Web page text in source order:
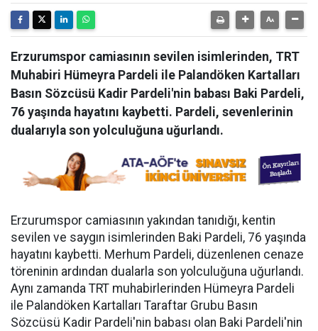
Erzurumspor camiasının sevilen isimlerinden, TRT
Muhabiri Hümeyra Pardeli ile Palandöken Kartalları
Basın Sözcüsü Kadir Pardeli'nin babası Baki Pardeli,
76 yaşında hayatını kaybetti. Pardeli, sevenlerinin
dualarıyla son yolculuğuna uğurlandı.
Erzurumspor camiasının yakından tanıdığı, kentin
sevilen ve saygın isimlerinden Baki Pardeli, 76 yaşında
hayatını kaybetti. Merhum Pardeli, düzenlenen cenaze
töreninin ardından dualarla son yolculuğuna uğurlandı.
Aynı zamanda TRT muhabirlerinden Hümeyra Pardeli
ile Palandöken Kartalları Taraftar Grubu Basın
Sözcüsü Kadir Pardeli'nin babası olan Baki Pardeli'nin